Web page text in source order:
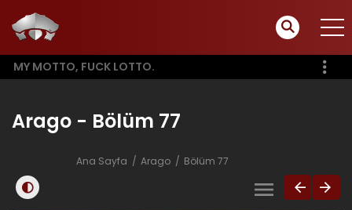
MY MOTTO, FUCK LOTTO.
Arago - Bölüm 77
Ana Sayfa Arago Bölüm 77